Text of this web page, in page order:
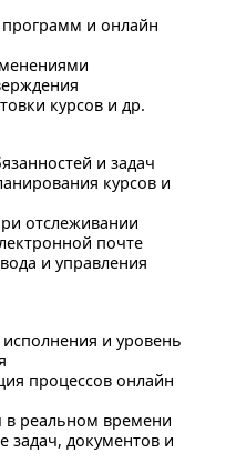
и онлайн
курсов и др.
и задач
курсов и
отслеживании
почте
и управления
и уровень
процессов онлайн
в реальном времени
задач, документов и